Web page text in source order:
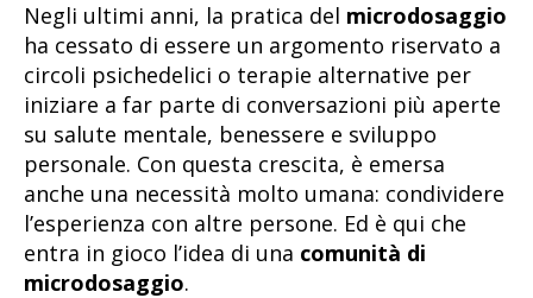
Negli ultimi anni, la pratica del microdosaggio
ha cessato di essere un argomento riservato a
circoli psichedelici o terapie alternative per
iniziare a far parte di conversazioni più aperte
su salute mentale, benessere e sviluppo
personale. Con questa crescita, è emersa
anche una necessità molto umana: condividere
l’esperienza con altre persone. Ed è qui che
entra in gioco l’idea di una comunità di
microdosaggio.